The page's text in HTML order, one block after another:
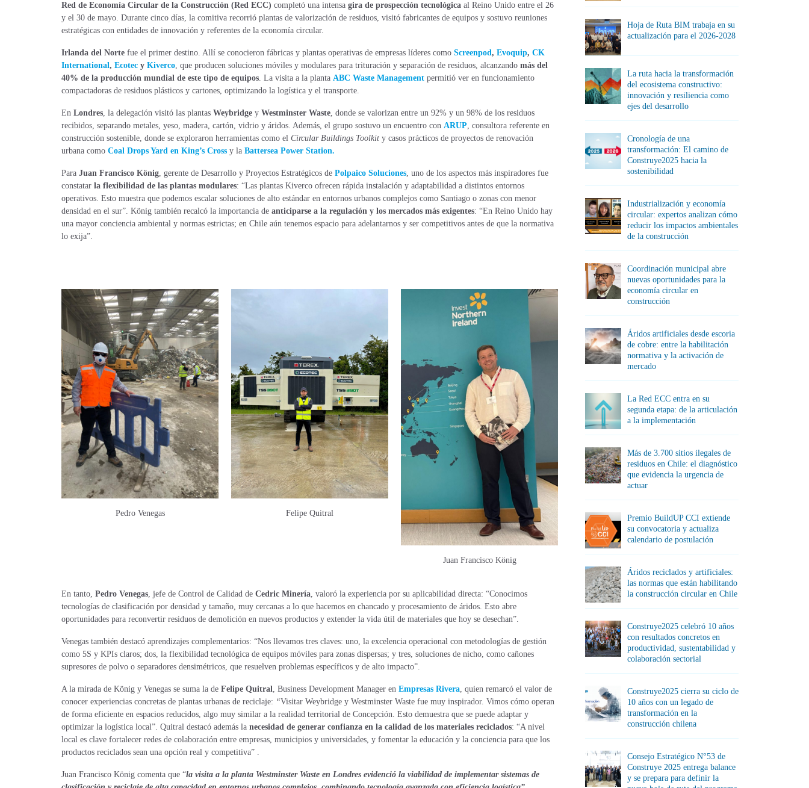
Red de Economía Circular de la Construcción (Red ECC) completó una intensa gira de prospección tecnológica al Reino Unido entre el 26
y el 30 de mayo. Durante cinco días, la comitiva recorrió plantas de valorización de residuos, visitó fabricantes de equipos y sostuvo reuniones
estratégicas con entidades de innovación y referentes de la economía circular.
Irlanda del Norte fue el primer destino. Allí se conocieron fábricas y plantas operativas de empresas líderes como Screenpod, Evoquip, CK
International, Ecotec y Kiverco, que producen soluciones móviles y modulares para trituración y separación de residuos, alcanzando más del
40% de la producción mundial de este tipo de equipos. La visita a la planta ABC Waste Management permitió ver en funcionamiento
compactadoras de residuos plásticos y cartones, optimizando la logística y el transporte.
En Londres, la delegación visitó las plantas Weybridge y Westminster Waste, donde se valorizan entre un 92% y un 98% de los residuos
recibidos, separando metales, yeso, madera, cartón, vidrio y áridos. Además, el grupo sostuvo un encuentro con ARUP, consultora referente en
construcción sostenible, donde se exploraron herramientas como el Circular Buildings Toolkit y casos prácticos de proyectos de renovación
urbana como Coal Drops Yard en King’s Cross y la Battersea Power Station.
Para Juan Francisco König, gerente de Desarrollo y Proyectos Estratégicos de Polpaico Soluciones, uno de los aspectos más inspiradores fue
constatar la flexibilidad de las plantas modulares: “Las plantas Kiverco ofrecen rápida instalación y adaptabilidad a distintos entornos
operativos. Esto muestra que podemos escalar soluciones de alto estándar en entornos urbanos complejos como Santiago o zonas con menor
densidad en el sur”. König también recalcó la importancia de anticiparse a la regulación y los mercados más exigentes: “En Reino Unido hay
una mayor conciencia ambiental y normas estrictas; en Chile aún tenemos espacio para adelantarnos y ser competitivos antes de que la normativa
lo exija”.
Pedro Venegas Felipe Quitral
Juan Francisco König
En tanto, Pedro Venegas , jefe de Control de Calidad de Cedric Minería , valoró la experiencia por su aplicabilidad directa: “Conocimos
tecnologías de clasificación por densidad y tamaño, muy cercanas a lo que hacemos en chancado y procesamiento de áridos. Esto abre
oportunidades para reconvertir residuos de demolición en nuevos productos y extender la vida útil de materiales que hoy se desechan”.
Venegas también destacó aprendizajes complementarios: “Nos llevamos tres claves: uno, la excelencia operacional con metodologías de gestión
como 5S y KPIs claros; dos, la flexibilidad tecnológica de equipos móviles para zonas dispersas; y tres, soluciones de nicho, como cañones
supresores de polvo o separadores densimétricos, que resuelven problemas específicos y de alto impacto”.
A la mirada de König y Venegas se suma la de Felipe Quitral Business Development Manager en Empresas Rivera , quien remarcó el valor de
conocer experiencias concretas de plantas urbanas de reciclaje: “Visitar Weybridge y Westminster Waste fue muy inspirador. Vimos cómo operan
de forma eficiente en espacios reducidos, algo muy similar a la realidad territorial de Concepción. Esto demuestra que se puede adaptar y
optimizar la logística local”. Quitral destacó además la necesidad de generar confianza en la calidad de los materiales reciclados: “A nivel
local es clave fortalecer redes de colaboración entre empresas, municipios y universidades, y fomentar la educación y la conciencia para que los
productos reciclados sean una opción real y competitiva” .
Juan Francisco König comenta que “la visita a la planta Westminster Waste en Londres evidenció la viabilidad de implementar sistemas de
Hoja de Ruta BIM trabaja en su
actualización para el 2026-2028
La ruta hacia la transformación
del ecosistema constructivo:
innovación y resiliencia como
ejes del desarrollo
Cronología de una
transformación: El camino de
Construye2025 hacia la
sostenibilidad
Industrialización y economía
circular: expertos analizan cómo
reducir los impactos ambientales
de la construcción
Coordinación municipal abre
nuevas oportunidades para la
economía circular en
construcción
Áridos artificiales desde escoria
de cobre: entre la habilitación
normativa y la activación de
mercado
La Red ECC entra en su
segunda etapa: de la articulación
a la implementación
Más de 3.700 sitios ilegales de
residuos en Chile: el diagnóstico
que evidencia la urgencia de
actuar
Premio BuildUP CCI extiende
su convocatoria y actualiza
calendario de postulación
Áridos reciclados y artificiales:
las normas que están habilitando
la construcción circular en Chile
Construye2025 celebró 10 años
con resultados concretos en
productividad, sustentabilidad y
colaboración sectorial
Construye2025 cierra su ciclo de
10 años con un legado de
transformación en la
construcción chilena
Consejo Estratégico N°53 de
Construye 2025 entrega balance
y se prepara para definir la